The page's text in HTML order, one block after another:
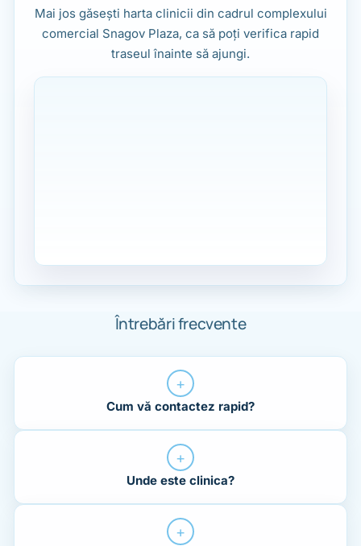
Mai jos găsești harta clinicii din cadrul complexului
comercial Snagov Plaza, ca să poți verifica rapid
traseul înainte să ajungi.
Întrebări frecvente
Cum vă contactez rapid?
+
Unde este clinica?
+
+